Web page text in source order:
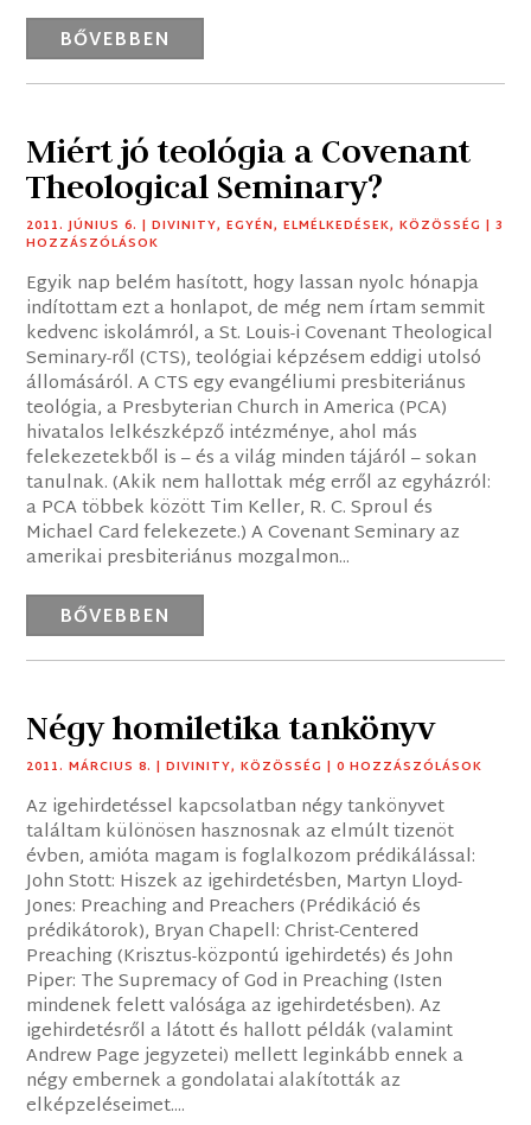
BŐVEBBEN
Miért jó teológia a Covenant
Theological Seminary?
2011. JÚNIUS 6. |DIVINITY,EGYÉN,ELMÉLKEDÉSEK,KÖZÖSSÉG | 3
HOZZÁSZÓLÁSOK
Egyik nap belém hasított, hogy lassan nyolc hónapja
indítottam ezt a honlapot, de még nem írtam semmit
kedvenc iskolámról, a St. Louis-i Covenant Theological
Seminary-ről (CTS), teológiai képzésem eddigi utolsó
állomásáról. A CTS egy evangéliumi presbiteriánus
teológia, a Presbyterian Church in America (PCA)
hivatalos lelkészképző intézménye, ahol más
felekezetekből is – és a világ minden tájáról – sokan
tanulnak. (Akik nem hallottak még erről az egyházról:
a PCA többek között Tim Keller, R. C. Sproul és
Michael Card felekezete.) A Covenant Seminary az
amerikai presbiteriánus mozgalmon...
BŐVEBBEN
Négy homiletika tankönyv
2011. MÁRCIUS 8. |DIVINITY,KÖZÖSSÉG | 0 HOZZÁSZÓLÁSOK
Az igehirdetéssel kapcsolatban négy tankönyvet
találtam különösen hasznosnak az elmúlt tizenöt
évben, amióta magam is foglalkozom prédikálással:
John Stott: Hiszek az igehirdetésben, Martyn Lloyd-
Jones: Preaching and Preachers (Prédikáció és
prédikátorok), Bryan Chapell: Christ-Centered
Preaching (Krisztus-központú igehirdetés) és John
Piper: The Supremacy of God in Preaching (Isten
mindenek felett valósága az igehirdetésben). Az
igehirdetésről a látott és hallott példák (valamint
Andrew Page jegyzetei) mellett leginkább ennek a
négy embernek a gondolatai alakították az
elképzeléseimet....